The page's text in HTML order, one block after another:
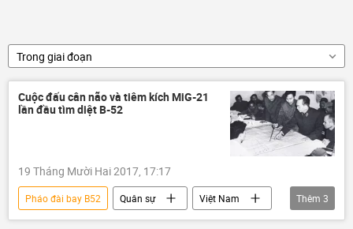
Trong giai đoạn
Cuộc đấu cân não và tiêm kích MiG-21
lần đầu tìm diệt B-52
19 Tháng Mười Hai 2017, 17:17
Pháo đài bay B52 Quân sự
Việt Nam
Hà Nội
Điện Biên Phủ MiG-21
Thêm 3